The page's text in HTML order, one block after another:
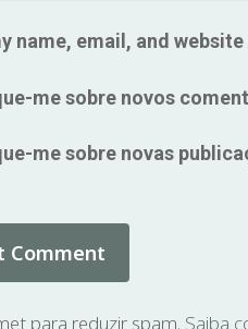
name, email, and
me sobre novos
me sobre novas
para reduzir spam. Saiba